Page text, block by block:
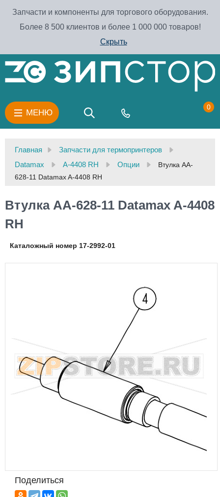
Запчасти и компоненты для торгового оборудования.
Более 8 500 клиентов и более 1 000 000 товаров!
Скрыть
МЕНЮ
0
Главная
Запчасти для термопринтеров
Datamax
A-4408 RH Опции
Втулка AA-
628-11 Datamax A-4408 RH
Втулка AA-628-11 Datamax A-4408
RH
Каталожный номер 17-2992-01
Поделиться